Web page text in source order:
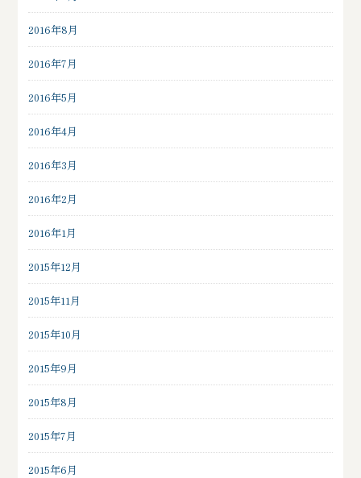
2016年8月
2016年7月
2016年5月
2016年4月
2016年3月
2016年2月
2016年1月
2015年12月
2015年11月
2015年10月
2015年9月
2015年8月
2015年7月
2015年6月